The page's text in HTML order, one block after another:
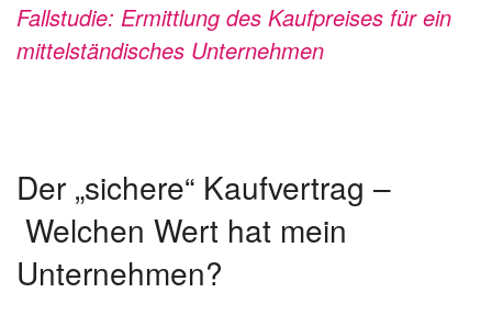
Fallstudie: Ermittlung des Kaufpreises für ein
mittelständisches Unternehmen
Der „sichere“ Kaufvertrag –
Welchen Wert hat mein
Unternehmen?